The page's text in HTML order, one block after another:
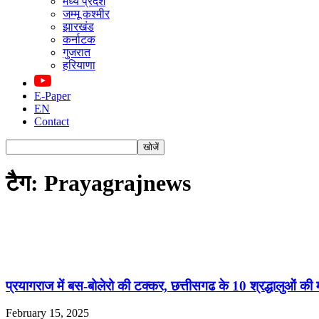
जम्मू कश्मीर
झारखंड
कर्नाटक
गुजरात
हरियाणा
E-Paper
EN
Contact
टैग: Prayagrajnews
प्रयागराज में बस-बोलेरो की टक्कर, छत्तीसगढ के 10 श्रद्धालुओं की
February 15, 2025